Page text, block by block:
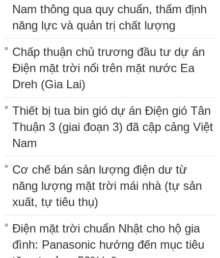
Nam thông qua quy chuẩn, thẩm định
năng lực và quản trị chất lượng
Chấp thuận chủ trương đầu tư dự án
Điện mặt trời nổi trên mặt nước Ea
Dreh (Gia Lai)
Thiết bị tua bin gió dự án Điện gió Tân
Thuận 3 (giai đoạn 3) đã cập cảng Việt
Nam
Cơ chế bán sản lượng điện dư từ
năng lượng mặt trời mái nhà (tự sản
xuất, tự tiêu thụ)
Điện mặt trời chuẩn Nhật cho hộ gia
đình: Panasonic hướng đến mục tiêu